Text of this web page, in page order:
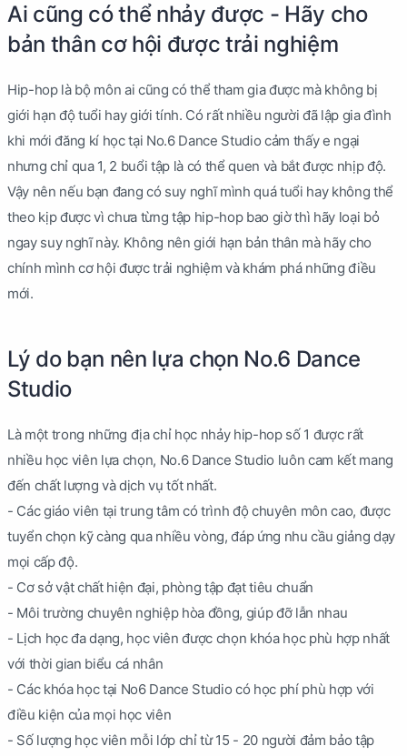
Ai cũng có thể nhảy được - Hãy cho
bản thân cơ hội được trải nghiệm
Hip-hop là bộ môn ai cũng có thể tham gia được mà không bị
giới hạn độ tuổi hay giới tính. Có rất nhiều người đã lập gia đình
khi mới đăng kí học tại No.6 Dance Studio cảm thấy e ngại
nhưng chỉ qua 1, 2 buổi tập là có thể quen và bắt được nhịp độ.
Vậy nên nếu bạn đang có suy nghĩ mình quá tuổi hay không thể
theo kịp được vì chưa từng tập hip-hop bao giờ thì hãy loại bỏ
ngay suy nghĩ này. Không nên giới hạn bản thân mà hãy cho
chính mình cơ hội được trải nghiệm và khám phá những điều
mới.
Lý do bạn nên lựa chọn No.6 Dance
Studio
Là một trong những địa chỉ học nhảy hip-hop số 1 được rất
nhiều học viên lựa chọn, No.6 Dance Studio luôn cam kết mang
đến chất lượng và dịch vụ tốt nhất.
- Các giáo viên tại trung tâm có trình độ chuyên môn cao, được
tuyển chọn kỹ càng qua nhiều vòng, đáp ứng nhu cầu giảng dạy
mọi cấp độ.
- Cơ sở vật chất hiện đại, phòng tập đạt tiêu chuẩn
- Môi trường chuyên nghiệp hòa đồng, giúp đỡ lẫn nhau
- Lịch học đa dạng, học viên được chọn khóa học phù hợp nhất
với thời gian biểu cá nhân
- Các khóa học tại No6 Dance Studio có học phí phù hợp với
điều kiện của mọi học viên
- Số lượng học viên mỗi lớp chỉ từ 15 - 20 người đảm bảo tập